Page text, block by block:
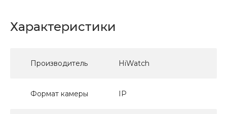
Характеристики
Производитель HiWatch
Формат камеры IP